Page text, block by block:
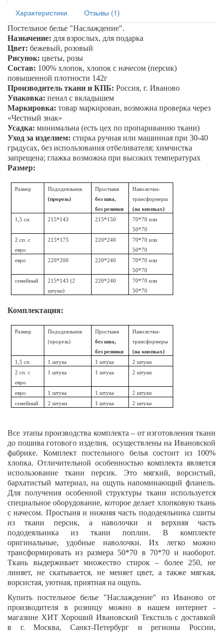
Характеристики Отзывы (1)
Постельное белье "Наслаждение".
Назначение: для взрослых, для подарка
Цвет: бежевый, розовый
Рисунок: цветы, розы
Состав: 100% хлопок, хлопок с начесом (персик)
повышенной плотности 142г
Производитель ткани и КПБ: Россия, г. Иваново
Упаковка: пенал с вкладышем
Маркировка: товар маркирован, возможна проверка через
«Честный знак»
Усадка: минимальна (есть цех по пропариванию ткани)
Уход за изделием: стирка ручная или машинная при 30-40
градусах, без использования отбеливателя; химчистка
запрещена; глажка возможна при высоких температурах
Размер:
Размер
Пододеяльник
(прорезь)
Простыня
без шва,
без резинки
Наволочки-
трансформеры
(на кнопках)
1,5 сп.
215*143 215*150
70*70 или
50*70
2 сп. с
евро
215*175 220*240
70*70 или
50*70
евро
220*200 220*240
70*70 или
50*70
семейный
215*143 (2
штуки)
220*240
70*70 или
50*70
Комплектация:
Размер
Пододеяльник
(прорезь)
Простыня
без шва,
без резинки
Наволочки-
трансформеры
(на кнопках)
1,5 сп.
1 штука 1 штука
2 штуки
2 сп. с
евро
1 штука 1 штука 2 штуки
евро 1 штука 1 штука
2 штуки
семейный
2 штуки 1 штука 2 штуки
Все этапы производства комплекта – от изготовления ткани
до пошива готового изделия, осуществлены на Ивановской
фабрике. Комплект постельного белья состоит из 100%
хлопка. Отличительной особенностью комплекта является
использование ткани персик. Это мягкий, ворсистый,
бархатистый материал, на ощупь напоминающий фланель.
Для получения особенной структуры ткани используется
специальное оборудование, которое делает хлопковую ткань
с начесом. Простыня и нижняя часть пододеяльника сшиты
из ткани персик, а наволочки и верхняя часть
пододеяльника из ткани поплин. В комплекте
оригинальные, удобные наволочки. Их легко можно
трансформировать из размера 50*70 в 70*70 и наоборот.
Ткань выдерживает множество стирок – более 250, не
линяет, не скатывается, не меняет цвет, а также мягкая,
ворсистая, уютная, приятная на ощупь.
Купить постельное белье "Наслаждение" из Иваново от
производителя в розницу можно в нашем интернет -
магазине ХИТ Хороший Ивановский Текстиль с доставкой
в г. Москва, Санкт-Петербург и регионы России,